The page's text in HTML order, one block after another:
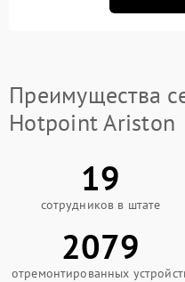
Преимущества
Hotpoint Ariston
19
сотрудников в штате
2079
отремонтированных